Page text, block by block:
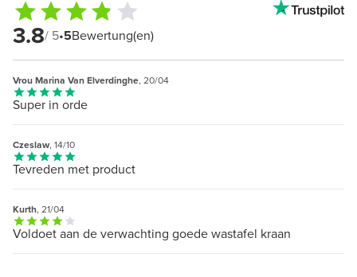
3.8/ 5•5Bewertung(en)
Vrou Marina Van Elverdinghe, 20/04
Super in orde
Czeslaw, 14/10
Tevreden met product
Kurth, 21/04
Voldoet aan de verwachting goede wastafel kraan